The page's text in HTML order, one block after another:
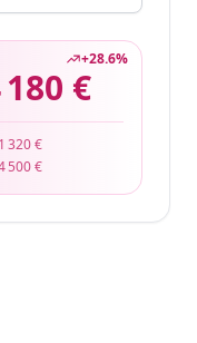
+28.6%
180 €
1 320 €
500 €